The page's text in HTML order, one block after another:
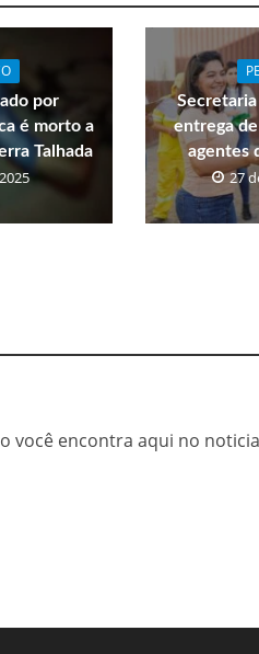
por
é morto a
Talhada
entrega
agentes
27
você encontra aqui no